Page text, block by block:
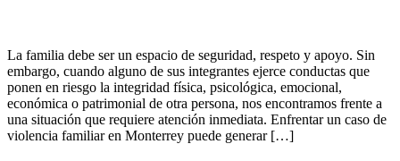
La familia debe ser un espacio de seguridad, respeto y apoyo. Sin
embargo, cuando alguno de sus integrantes ejerce conductas que
ponen en riesgo la integridad física, psicológica, emocional,
económica o patrimonial de otra persona, nos encontramos frente a
una situación que requiere atención inmediata. Enfrentar un caso de
violencia familiar en Monterrey puede generar […]